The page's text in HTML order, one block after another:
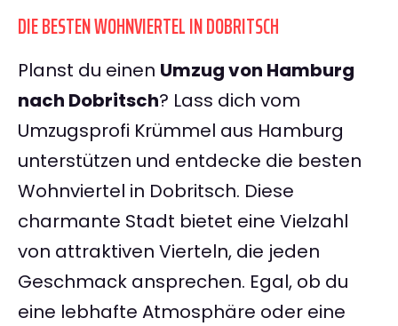
DIE BESTEN WOHNVIERTEL IN DOBRITSCH
Planst du einen Umzug von Hamburg
nach Dobritsch? Lass dich vom
Umzugsprofi Krümmel aus Hamburg
unterstützen und entdecke die besten
Wohnviertel in Dobritsch. Diese
charmante Stadt bietet eine Vielzahl
von attraktiven Vierteln, die jeden
Geschmack ansprechen. Egal, ob du
eine lebhafte Atmosphäre oder eine